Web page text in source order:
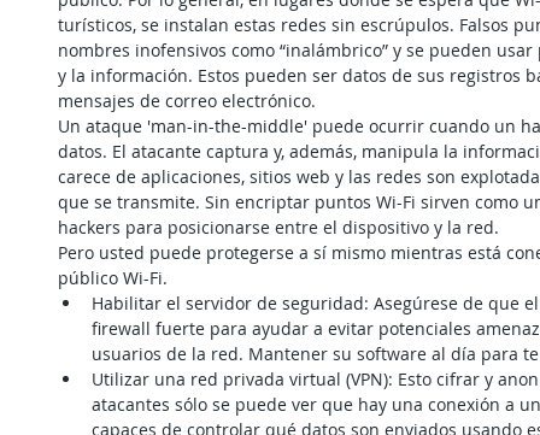
turísticos, se instalan estas redes sin escrúpulos. Falsos
nombres inofensivos como “inalámbrico” y se pueden
y la información. Estos pueden ser datos de sus registros
mensajes de correo electrónico.
Un ataque 'man-in-the-middle' puede ocurrir cuando un
datos. El atacante captura y, además, manipula la
carece de aplicaciones, sitios web y las redes son
que se transmite. Sin encriptar puntos Wi-Fi sirven como
hackers para posicionarse entre el dispositivo y la red.
Pero usted puede protegerse a sí mismo mientras está
público Wi-Fi.
Habilitar el servidor de seguridad: Asegúrese de que
firewall fuerte para ayudar a evitar potenciales
usuarios de la red. Mantener su software al día para
Utilizar una red privada virtual (VPN): Esto cifrar y
atacantes sólo se puede ver que hay una conexión a
capaces de controlar qué datos son enviados usando